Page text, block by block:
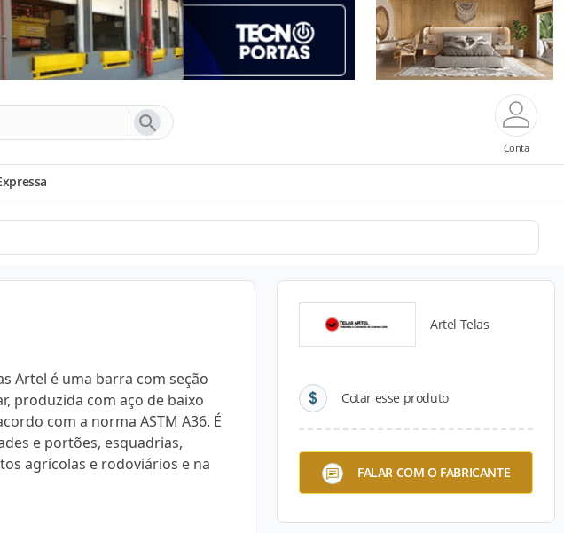
Conta
Artel é uma barra com seção
produzida com aço de baixo
com a norma ASTM A36. É
e portões, esquadrias,
agrícolas e rodoviários e na
Artel Telas
Cotar esse produto
FALAR COM O FABRICANTE